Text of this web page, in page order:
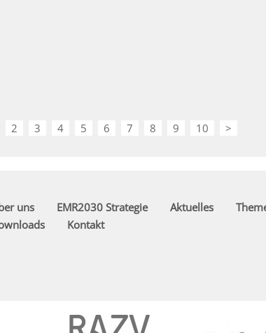
2 3 4 5 6 7 8 9 10 >
uns EMR2030 Strategie Aktuelles
Kontakt